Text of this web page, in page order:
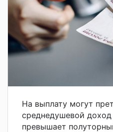
На выплату могут
среднедушевой
превышает